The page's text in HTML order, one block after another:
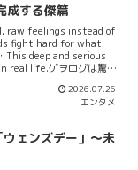
成する傑篇
raw feelings instead of
fight hard for what
deep and serious
real life.ゲヲログは驚い
だZOちょっとばかしAI
決着」と「ずっと今のま
俯瞰してみると、これだ
高山への温泉旅行」
独占欲」と...
2026.07.26
エンタメ
ェンズデー」～未